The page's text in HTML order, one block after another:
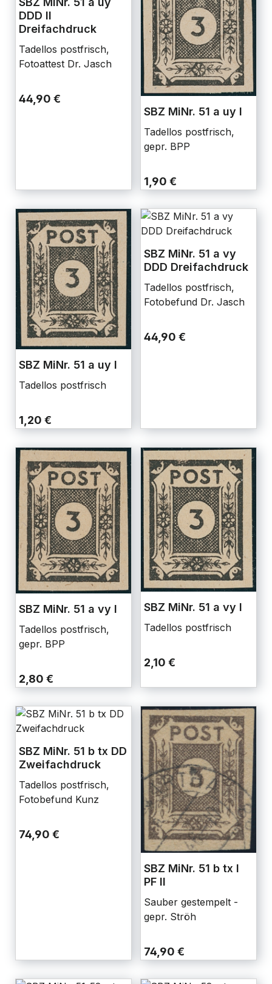
DDD II
Dreifachdruck
Tadellos postfrisch,
Fotoattest Dr. Jasch
44,90 €
SBZ MiNr. 51 a uy I
Tadellos postfrisch,
gepr. BPP
1,90 €
SBZ MiNr. 51 a uy I
Tadellos postfrisch
1,20 €
SBZ MiNr. 51 a vy
DDD Dreifachdruck
Tadellos postfrisch,
Fotobefund Dr. Jasch
44,90 €
SBZ MiNr. 51 a vy I
Tadellos postfrisch,
gepr. BPP
2,80 €
SBZ MiNr. 51 a vy I
Tadellos postfrisch
2,10 €
SBZ MiNr. 51 b tx DD
Zweifachdruck
Tadellos postfrisch,
Fotobefund Kunz
74,90 €
SBZ MiNr. 51 b tx I
PF II
Sauber gestempelt -
gepr. Ströh
74,90 €